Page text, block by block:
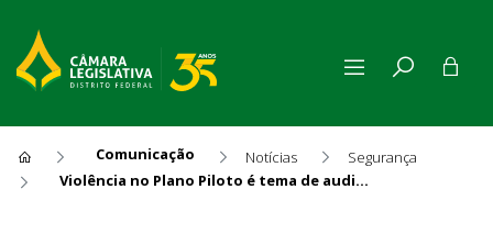
Comunicação Notícias
Segurança
Violência no Plano Piloto é tema de audiência pública na Câmara Legislativa